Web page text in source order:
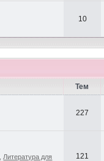
10
Тем
227
Литература для
121